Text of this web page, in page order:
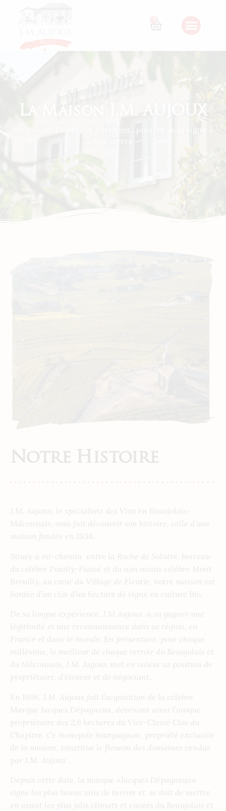
La Maison J.M. AUJOUX
Négociant, Eleveur et Récoltant…présent de la vigne à
Notre Histoire
J.M. Aujoux, le spécialiste des Vins en Beaujolais-
Mâconnais, vous fait découvrir son histoire, celle d’une
maison fondée en 1938.
Située à mi-chemin entre la Roche de Solutré, berceau
du célèbre Pouilly-Fuissé et du non moins célèbre Mont
Brouilly, au cœur du Village de Fleurie, notre maison est
bordée d’un clos d’un hectare de vigne en culture Bio.
De sa longue expérience, J.M.Aujoux
a su gagner une
légitimité et une reconnaissance dans sa région, en
France et dans le monde. En présentant, pour chaque
millésime, le meilleur de chaque terroir du Beaujolais et
du Mâconnais, J.M. Aujoux met en valeur sa position de
propriétaire, d’éleveur et de négociant.
En 1996, J.M. Aujoux fait l’acquisition de la célèbre
Marque Jacques Dépagneux, devenant ainsi l’unique
propriétaire des 2.6 hectares du Viré-Clessé Clos du
Chapitre. Ce monopole bourguignon, propriété exclusive
de la maison, constitue le fleuron des domaines vendus
par J.M. Aujoux .
Depuis cette date, la marque «Jacques Dépagneux»
signe les plus beaux vins de terroir et
se doit de mettre
en avant les plus jolis climats et cuvées du Beaujolais et